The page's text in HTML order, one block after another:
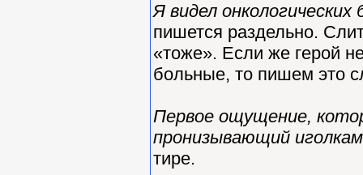
Я видел
пишется раздельно.
«тоже». Если же герой
больные, то пишем это
Первое ощущение,
пронизывающий
тире.